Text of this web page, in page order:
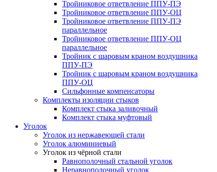
Тройниковое ответвление ППУ-ПЭ
Тройниковое ответвление ППУ-ОЦ
Тройниковое ответвление ППУ-ПЭ
параллельное
Тройниковое ответвление ППУ-ОЦ
параллельное
Тройник с шаровым краном воздушника
ППУ-ПЭ
Тройник с шаровым краном воздушника
ППУ-ОЦ
Сильфонные компенсаторы
Комплекты изоляции стыков
Комплект стыка заливочный
Комплект стыка муфтовый
Уголок
Уголок из нержавеющей стали
Уголок алюминиевый
Уголок из чёрной стали
Равнополочный стальной уголок
Неравнополочный уголок